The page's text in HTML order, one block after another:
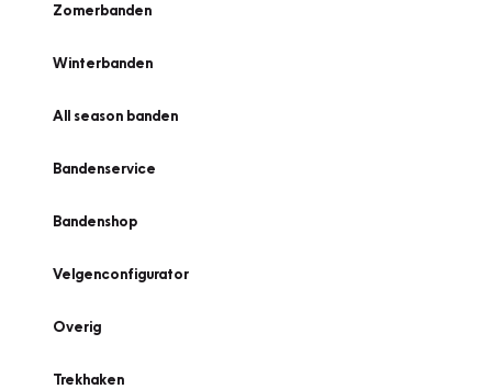
Zomerbanden
Winterbanden
All season banden
Bandenservice
Bandenshop
Velgenconfigurator
Overig
Trekhaken